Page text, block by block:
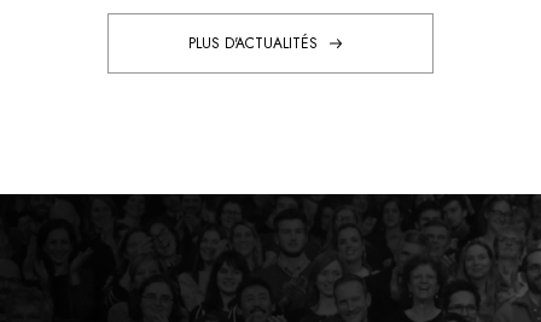
PLUS D'ACTUALITÉS